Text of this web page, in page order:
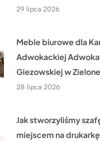
29 lipca 2026
Meble biurowe dla
Adwokackiej
Giezowskiej w
28 lipca 2026
Jak stworzyliśmy
miejscem na